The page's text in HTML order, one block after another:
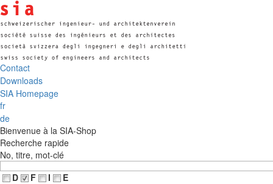
Contact
Downloads
SIA Homepage
fr
de
Bienvenue à la SIA-Shop
Recherche rapide
No, titre, mot-clé
D
F I
E